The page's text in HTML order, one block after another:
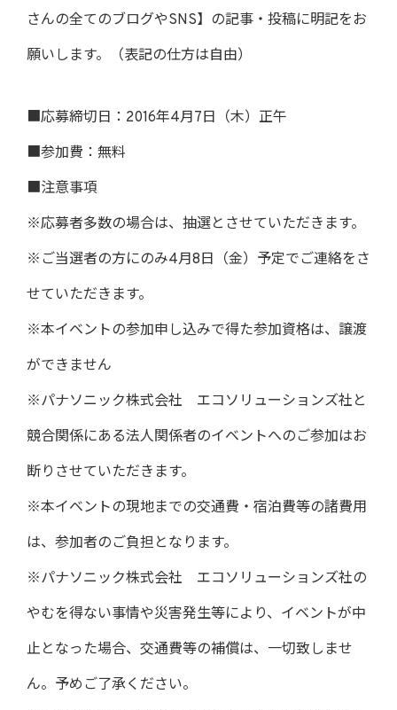
さんの全てのブログやSNS】の記事・投稿に明記をお
願いします。（表記の仕方は自由）
■応募締切日：2016年4月7日（木）正午
■参加費：無料
■注意事項
※応募者多数の場合は、抽選とさせていただきます。
※ご当選者の方にのみ4月8日（金）予定でご連絡をさ
せていただきます。
※本イベントの参加申し込みで得た参加資格は、譲渡
ができません
※パナソニック株式会社 エコソリューションズ社と
競合関係にある法人関係者のイベントへのご参加はお
断りさせていただきます。
※本イベントの現地までの交通費・宿泊費等の諸費用
は、参加者のご負担となります。
※パナソニック株式会社 エコソリューションズ社の
やむを得ない事情や災害発生等により、イベントが中
止となった場合、交通費等の補償は、一切致しませ
ん。予めご了承ください。